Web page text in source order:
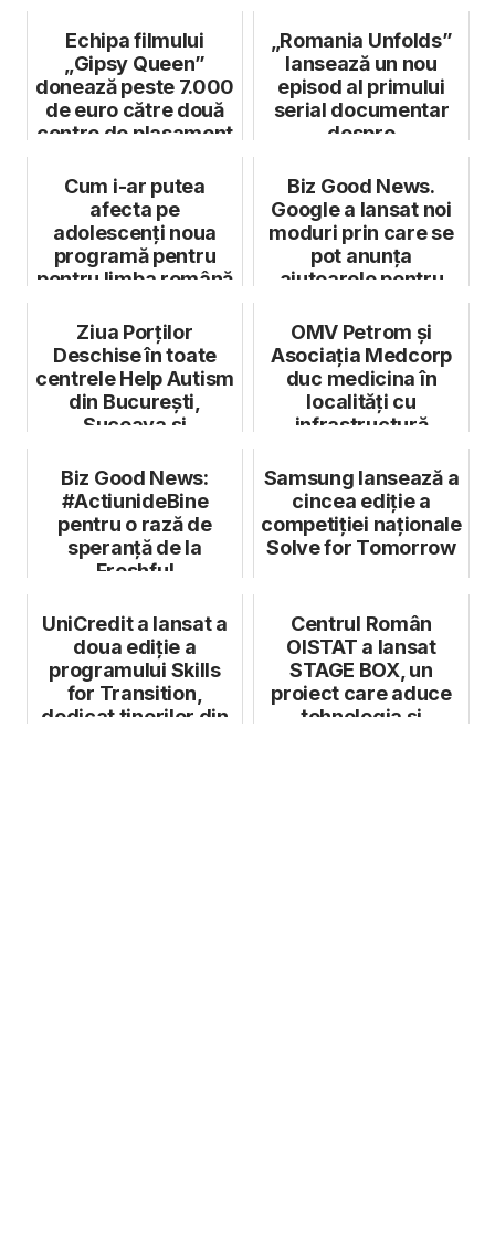
Echipa filmului
„Gipsy Queen”
donează peste 7.000
de euro către două
centre de plasament
„Romania Unfolds”
lansează un nou
episod al primului
serial documentar
despre
Ro...
Cum i-ar putea
afecta pe
adolescenți noua
programă pentru
pentru limba română
Biz Good News.
Google a lansat noi
moduri prin care se
pot anunța
ajutoarele pentru
Ziua Porților
Deschise în toate
centrele Help Autism
din București,
Suceava și
OMV Petrom și
Asociația Medcorp
duc medicina în
localități cu
infrastructură
Biz Good News:
#ActiunideBine
pentru o rază de
speranță de la
Freshful
Samsung lansează a
cincea ediție a
competiției naționale
Solve for Tomorrow
UniCredit a lansat a
doua ediție a
programului Skills
for Transition,
dedicat tinerilor din
Centrul Român
OISTAT a lansat
STAGE BOX, un
proiect care aduce
tehnologia și